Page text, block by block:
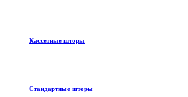
Кассетные шторы
Стандартные шторы